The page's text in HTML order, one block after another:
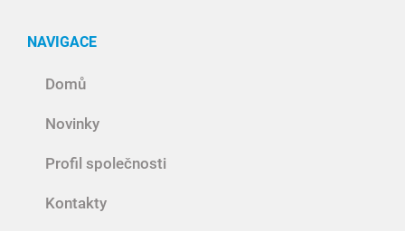
NAVIGACE
Domů
Novinky
Profil společnosti
Kontakty